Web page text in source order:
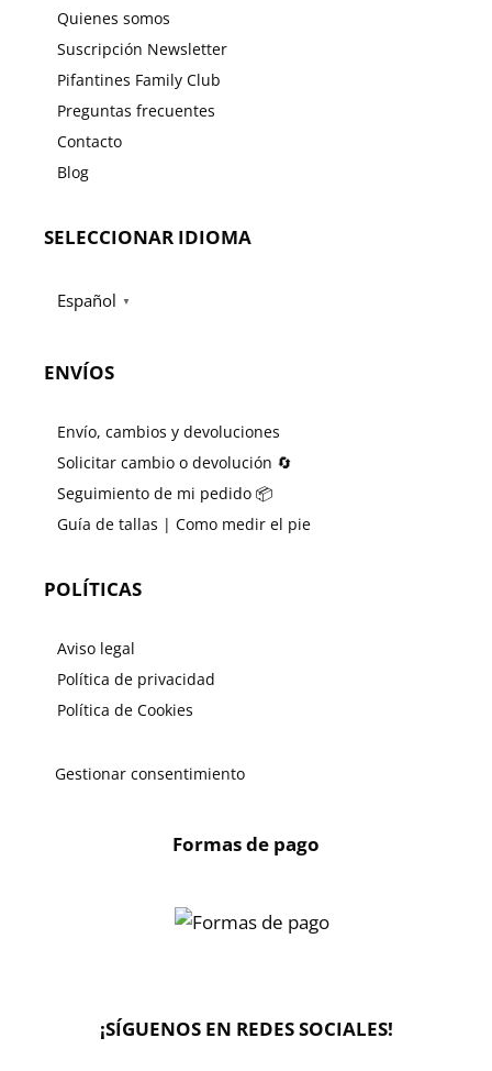
Quienes somos
Suscripción Newsletter
Pifantines Family Club
Preguntas frecuentes
Contacto
Blog
SELECCIONAR IDIOMA
Español ▼
ENVÍOS
Envío, cambios y devoluciones
Solicitar cambio o devolución 🔄
Seguimiento de mi pedido 📦
Guía de tallas | Como medir el pie
POLÍTICAS
Aviso legal
Política de privacidad
Política de Cookies
Gestionar consentimiento
Formas de pago
¡SÍGUENOS EN REDES SOCIALES!